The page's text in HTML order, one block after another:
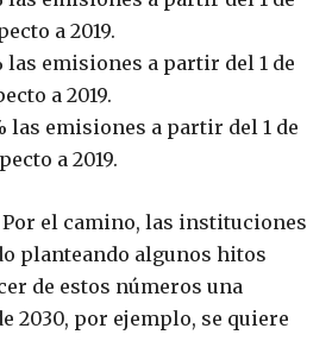
a 2019.
las emisiones a partir del 1 de
a 2019.
las emisiones a partir del 1 de
a 2019.
el camino, las instituciones
planteando algunos hitos
de estos números una
2030, por ejemplo, se quiere